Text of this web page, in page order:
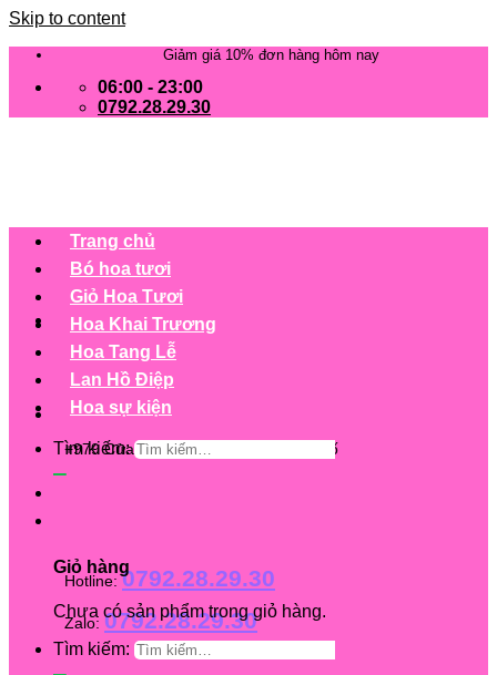
Skip to content
Giảm giá 10% đơn hàng hôm nay
06:00 - 23:00
0792.28.29.30
+979 Cửa hàng trên 63 tỉnh/ thành phố
Hotline:0792.28.29.30
Zalo: 0792.28.29.30
Trang chủ
Bó hoa tươi
Giỏ Hoa Tươi
Hoa Khai Trương
Hoa Tang Lễ
Lan Hồ Điệp
Hoa sự kiện
Tìm kiếm:
Giỏ hàng
Chưa có sản phẩm trong giỏ hàng.
Tìm kiếm: